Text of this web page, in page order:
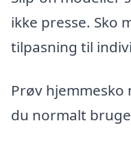
ikke presse. Sko
tilpasning til
Prøv hjemmesko
du normalt